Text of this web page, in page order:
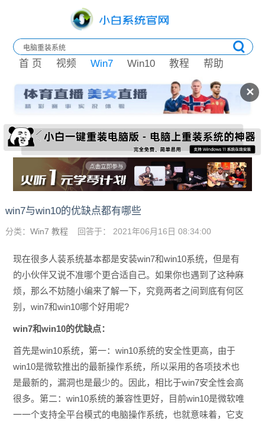
✕
首 页 视频 Win7 Win10 教程 帮助
win7与win10的优缺点都有哪些
分类： Win7 教程 回答于： 2021年06月16日 08:34:00
现在很多人装系统基本都是安装win7和win10系统，但是有
的小伙伴又说不准哪个更合适自己。如果你也遇到了这种麻
烦，那么不妨随小编来了解一下，究竟两者之间到底有何区
别，win7和win10哪个好用呢?
win7和win10的优缺点：
首先是win10系统，第一：win10系统的安全性更高，由于
win10是微软推出的最新操作系统，所以采用的各项技术也
是最新的，漏洞也是最少的。因此，相比于win7安全性会高
很多。第二：win10系统的兼容性更好，目前win10是微软唯
一一个支持全平台模式的电脑操作系统，也就意味着，它支